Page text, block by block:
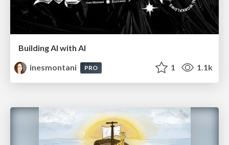
Building AI with AI
inesmontani
PRO 1 1.1k